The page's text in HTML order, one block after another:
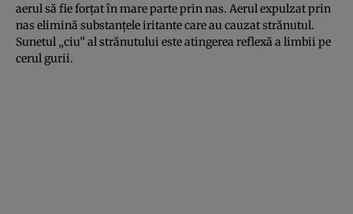
aerul să fie forțat în mare parte prin nas. Aerul expulzat prin
nas elimină substanțele iritante care au cauzat strănutul.
Sunetul „ciu” al strănutului este atingerea reflexă a limbii pe
cerul gurii.